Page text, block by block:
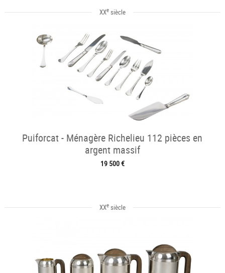
XXesiècle
Puiforcat - Ménagère Richelieu 112 pièces en
argent massif
19 500 €
XXesiècle